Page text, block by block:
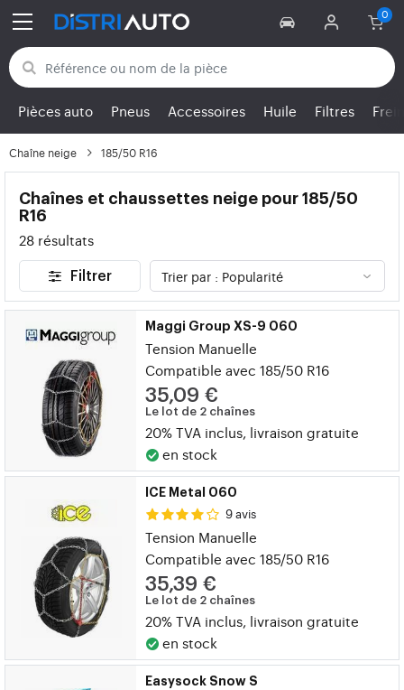
Retour aux catégories
Pièces auto Pneus Accessoires Huile Filtres
Chaîne neige 185/50 R16
Chaînes et chaussettes neige pour 185/50
R16
28 résultats
Filtrer
Maggi Group XS-9 060
Tension Manuelle
Compatible avec 185/50 R16
35,09 €
Le lot de 2 chaînes
20% TVA inclus, livraison gratuite
en stock
ICE Metal 060
9 avis
Tension Manuelle
Compatible avec 185/50 R16
35,39 €
Le lot de 2 chaînes
20% TVA inclus, livraison gratuite
en stock
Easysock Snow S